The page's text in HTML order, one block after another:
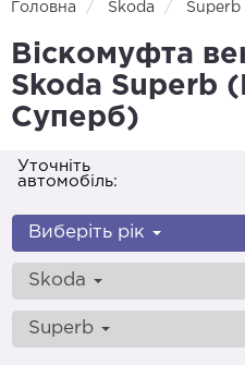
Головна Skoda Superb
Віскомуфта
Skoda Superb
Суперб)
Уточніть
автомобіль:
Виберіть рік
Skoda
Superb